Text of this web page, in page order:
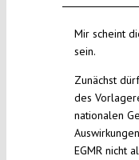
Mir scheint
sein.
Zunächst
des
nationalen
EGMR nicht